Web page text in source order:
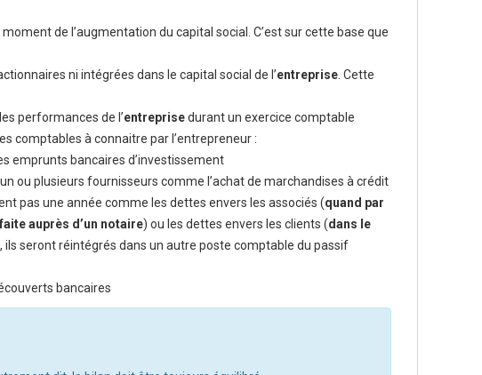
moment de l’augmentation du capital social. C’est sur cette base que
ni intégrées dans le capital social de l’entreprise . Cette
performances de l’entreprisedurant un exercice comptable
comptables à connaitre par l’entrepreneur :
emprunts bancaires d’investissement
ou plusieurs fournisseurs comme l’achat de marchandises à crédit
pas une année comme les dettes envers les associés (quand par
auprès d’un notaire) ou les dettes envers les clients (dans le
ils seront réintégrés dans un autre poste comptable du passif
bancaires